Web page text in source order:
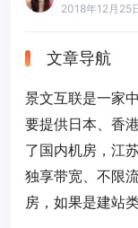
2018年12月25
文章导航
景文互联是一家
要提供日本、香
了国内机房，江
独享带宽、不限
房，如果是建站